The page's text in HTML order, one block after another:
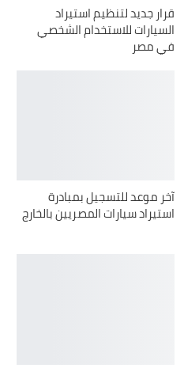
قرار جديد لتنظيم استيراد
السيارات للاستخدام الشخصي
في مصر
آخر موعد للتسجيل بمبادرة
استيراد سيارات المصريين بالخارج